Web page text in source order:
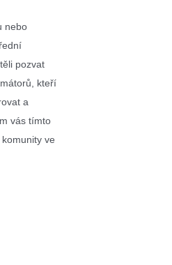
nebo
pozvat
kteří
a
vás tímto
ve